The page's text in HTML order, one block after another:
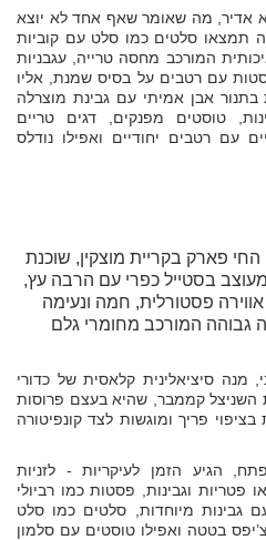
אדיר, מה שאומר שאף אחד לא יוצא
תמצאו סלטים כמו סלט עם קוביות
המורכב מחסה טרייה, עגבניות
עם רטבים על בסיס שמנת, אליו
בתנור אבן אמיתי עם גבינת מוצרלה
טוסטים מפנקים, דגים טריים
עם רטבים יחודיים ואפילו נודלס
פארק בקריית מוצקין, שוכנת
בסטייל כפרי עם הרבה עץ,
פסטורלית, חמה ונעימה
גבוהה המורכב מחומרי גלם
מנה סיציאלינית קלאסית של כדורי
השניצל קממבר, שהיא בעצם פרוסות
פריך ומוגשות לצד קונפיטורה
הגיע הזמן לעיקריות - לזניות
פטריות וגבינות, פסטות כמו רביולי
עם גבינות מיוחדות, סלטים כמו סלט
בטטה ואפילו טוסטים עם סלמון